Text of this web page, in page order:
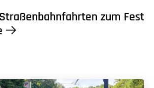
zum Fest